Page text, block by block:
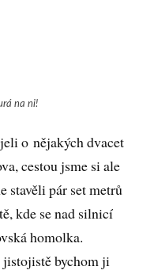
na ni!
o nějakých dvacet
cestou jsme si ale
stavěli pár set metrů
kde se nad silnicí
homolka.
jistojistě bychom ji